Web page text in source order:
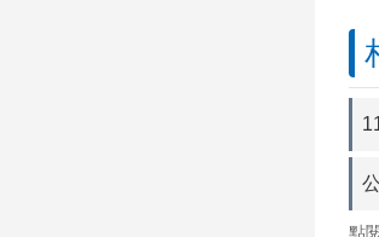
點